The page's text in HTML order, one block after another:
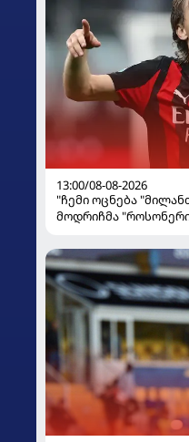
13:00/08-08-2026
"ჩემი ოცნება
მოდრიჩმა